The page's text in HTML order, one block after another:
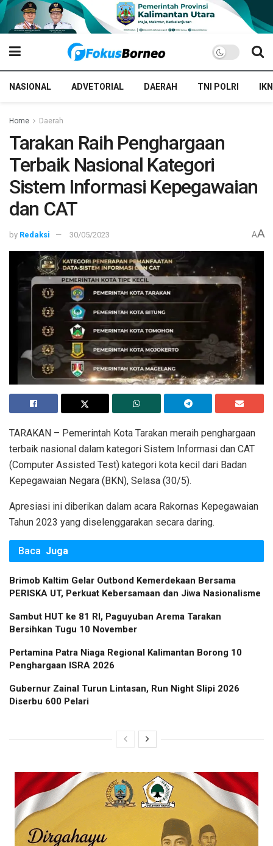
NASIONAL ADVETORIAL DAERAH TNI POLRI IKN
Home Daerah
Tarakan Raih Penghargaan
Terbaik Nasional Kategori
Sistem Informasi Kepegawaian
dan CAT
by Redaksi 30/05/2023 AA
TARAKAN – Pemerintah Kota Tarakan meraih penghargaan
terbaik nasional dalam kategori Sistem Informasi dan CAT
(Computer Assisted Test) kategori kota kecil dari Badan
Kepegawaian Negara (BKN), Selasa (30/5).
Apresiasi ini diberikan dalam acara Rakornas Kepegawaian
Tahun 2023 yang diselenggarakan secara daring.
Baca Juga
Brimob Kaltim Gelar Outbond Kemerdekaan Bersama
PERISKA UT, Perkuat Kebersamaan dan Jiwa Nasionalisme
Sambut HUT ke 81 RI, Paguyuban Arema Tarakan
Bersihkan Tugu 10 November
Pertamina Patra Niaga Regional Kalimantan Borong 10
Penghargaan ISRA 2026
Gubernur Zainal Turun Lintasan, Run Night Slipi 2026
Diserbu 600 Pelari